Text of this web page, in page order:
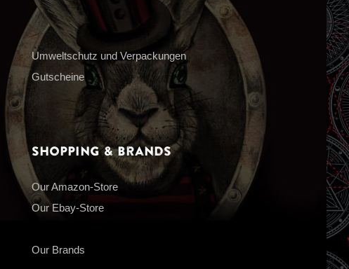
Umweltschutz und Verpackungen
Gutscheine
Shopping & Brands
Our Amazon-Store
Our Ebay-Store
Our Brands